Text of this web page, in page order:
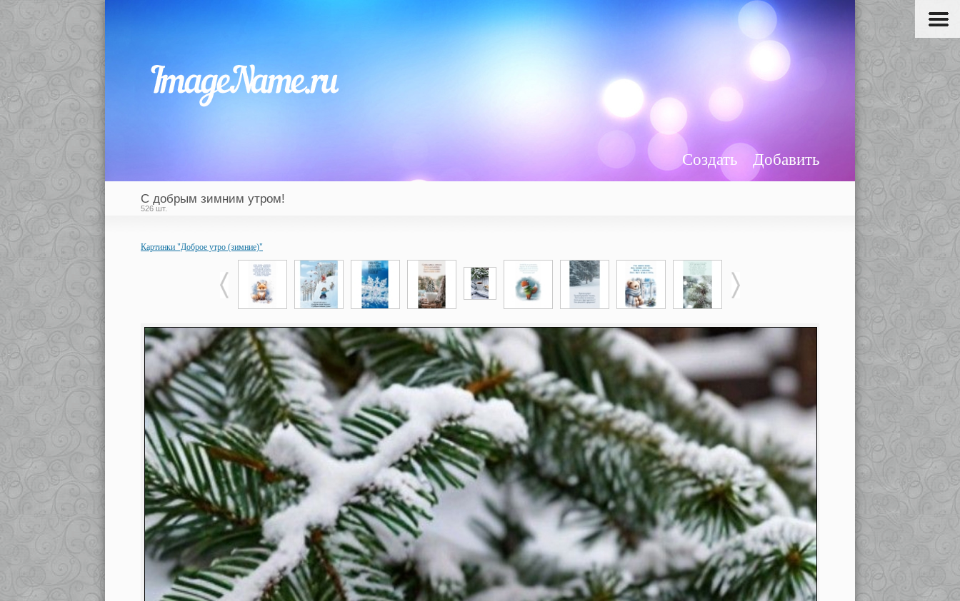
Добавить
Создать
С добрым зимним утром!
526 шт.
Картинки "Доброе утро (зимние)"